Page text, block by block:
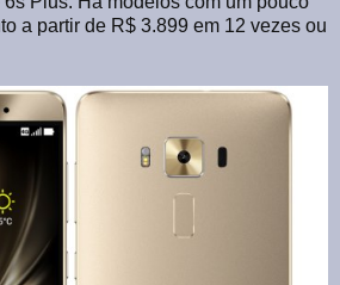
a partir de R$ 3.899 em 12 vezes ou